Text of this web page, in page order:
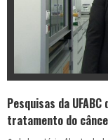
Pesquisas da
tratamento do